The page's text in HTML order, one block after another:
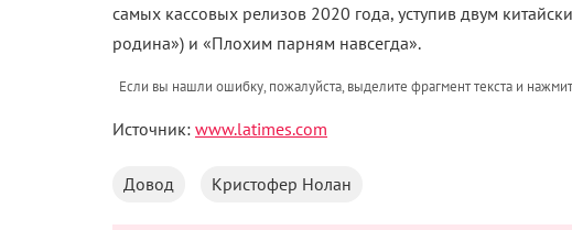
самых кассовых релизов 2020 года, уступив двум
родина») и «Плохим парням навсегда».
Если вы нашли ошибку, пожалуйста, выделите фрагмент текста и
Источник: www.latimes.com
Довод Кристофер Нолан